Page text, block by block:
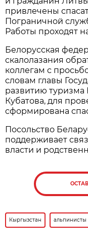
привлечены
Пограничной
Работы проходят
Белорусская
скалолазания
коллегам с
словам главы
развитию туризма
Кубатова, для
сформирована
Посольство
поддерживает
власти и
Кыргызстан альпинисты